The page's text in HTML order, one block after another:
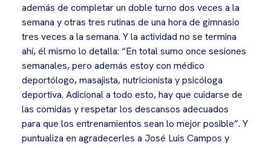
además de completar un doble turno dos veces a la
semana y otras tres rutinas de una hora de gimnasio
tres veces a la semana. Y la actividad no se termina
ahí, él mismo lo detalla: “En total sumo once sesiones
semanales, pero además estoy con médico
deportólogo, masajista, nutricionista y psicóloga
deportiva. Adicional a todo esto, hay que cuidarse de
las comidas y respetar los descansos adecuados
para que los entrenamientos sean lo mejor posible”. Y
puntualiza en agradecerles a José Luis Campos y